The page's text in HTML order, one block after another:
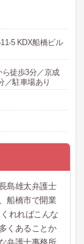
5 KDX船橋ビル
徒歩3分／京成
／駐車場あり
島雄太弁護士
船橋市で開業
れればこんな
くあることか